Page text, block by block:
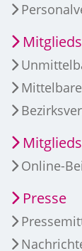
Mittelbare
Online-
Presse